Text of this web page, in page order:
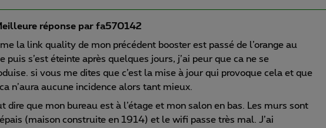
réponse par fa570142
la link quality de mon précédent booster est passé de l’orange au
puis s’est éteinte après quelques jours, j’ai peur que ca ne se
si vous me dites que c’est la mise à jour qui provoque cela et que
n’aura aucune incidence alors tant mieux.
dire que mon bureau est à l’étage et mon salon en bas. Les murs sont
(maison construite en 1914) et le wifi passe très mal. J’ai